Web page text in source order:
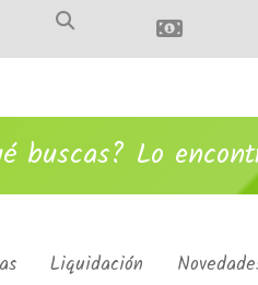
buscas? Lo
Liquidación